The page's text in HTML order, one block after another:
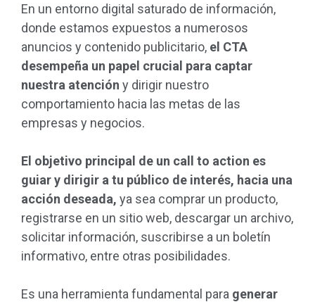
En un entorno digital saturado de información,
donde estamos expuestos a numerosos
anuncios y contenido publicitario, el CTA
desempeña un papel crucial para captar
nuestra atención y dirigir nuestro
comportamiento hacia las metas de las
empresas y negocios.
El objetivo principal de un call to action es
guiar y dirigir a tu público de interés, hacia una
acción deseada, ya sea comprar un producto,
registrarse en un sitio web, descargar un archivo,
solicitar información, suscribirse a un boletín
informativo, entre otras posibilidades.
Es una herramienta fundamental para generar